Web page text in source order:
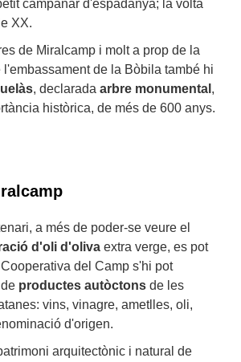
campanar d'espadanya; la volta
XX.
de Miralcamp i molt a prop de la
l'embassament de la Bòbila també hi
, declarada arbre monumental ,
històrica, de més de 600 anys.
a més de poder-se veure el
d'oli d'oliva extra verge, es pot
del Camp s'hi pot
productes autòctons de les
vins, vinagre, ametlles, oli,
d'origen.
arquitectònic i natural de